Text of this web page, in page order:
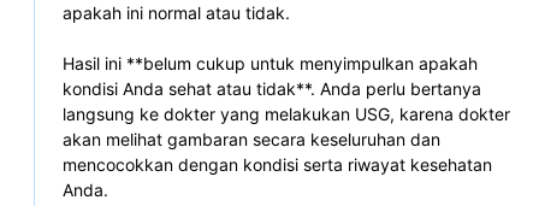
apakah ini normal atau tidak.
Hasil ini **belum cukup untuk menyimpulkan apakah
kondisi Anda sehat atau tidak**. Anda perlu bertanya
langsung ke dokter yang melakukan USG, karena dokter
akan melihat gambaran secara keseluruhan dan
mencocokkan dengan kondisi serta riwayat kesehatan
Anda.